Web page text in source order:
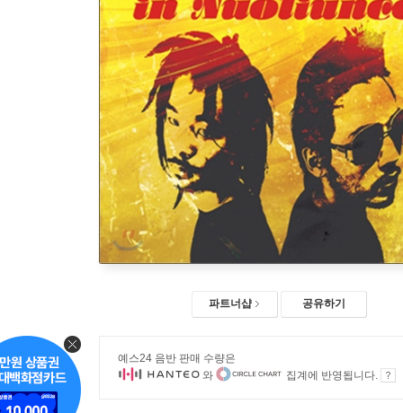
파트너샵 공유하기
예스24 음반 판매 수량은
와
집계에 반영됩니다.